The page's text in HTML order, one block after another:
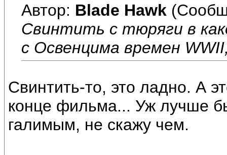
Автор: Blade Hawk
Свинтить с тюряги в
с Освенцима времен
Свинтить-то, это ладно. А
конце фильма... Уж лучше
галимым, не скажу чем.